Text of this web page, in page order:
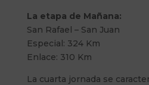
La etapa de Mañana:
San Rafael – San Juan
Especial: 324 Km
Enlace: 310 Km
La cuarta jornada se